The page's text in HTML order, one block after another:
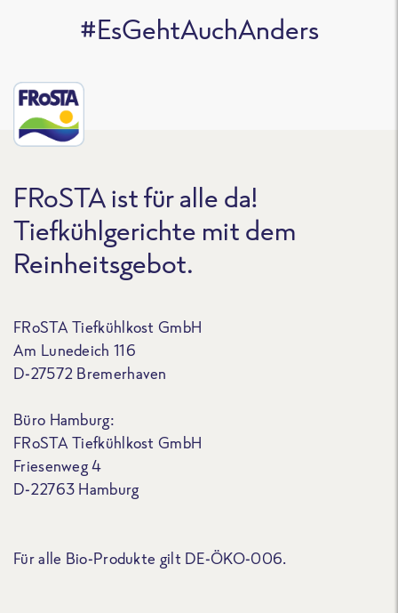
#EsGehtAuchAnders
FRoSTA ist für alle da!
Tiefkühlgerichte mit dem
Reinheitsgebot.
FRoSTA Tiefkühlkost GmbH
Am Lunedeich 116
D-27572 Bremerhaven
Büro Hamburg:
FRoSTA Tiefkühlkost GmbH
Friesenweg 4
D-22763 Hamburg
Für alle Bio-Produkte gilt DE-ÖKO-006.